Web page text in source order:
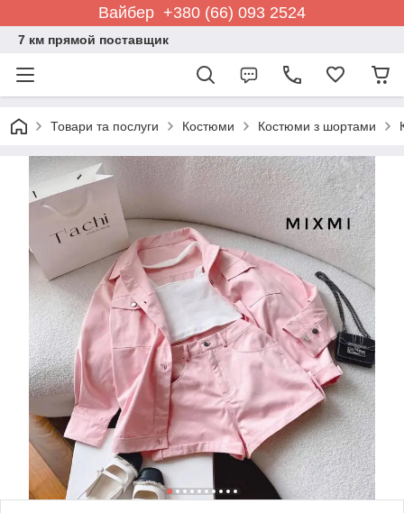
Вайбер +380 (66) 093 2524
7 км прямой поставщик
Товари та послуги Костюми Костюми з шортами